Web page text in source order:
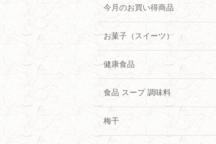
今月のお買い得商品
お菓子（スイーツ）
健康食品
食品 スープ 調味料
梅干